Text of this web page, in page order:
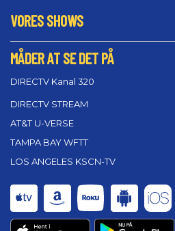
VORES SHOWS
MÅDER AT SE DET PÅ
DIRECTV Kanal 320
DIRECTV STREAM
AT&T U-VERSE
TAMPA BAY WFTT
LOS ANGELES KSCN-TV